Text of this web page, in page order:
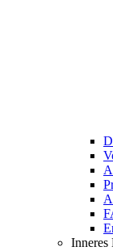
Inneres